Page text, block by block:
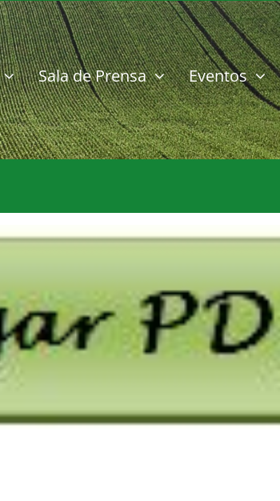
Sala de Prensa Eventos